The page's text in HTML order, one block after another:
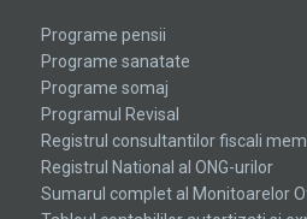
now
replica
watches
for
Programe pensii
Programe sanatate
Programe somaj
Programul Revisal
Registrul consultantilor fiscali
Registrul National al ONG-urilor
Sumarul complet al Monitoarelor